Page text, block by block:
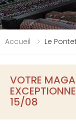
Accueil Le
VOTRE
15/08